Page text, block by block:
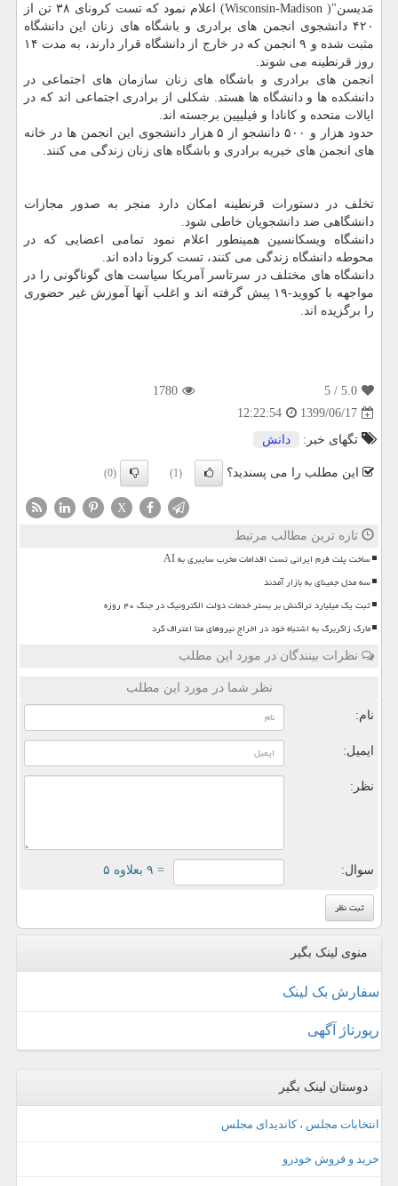
مَدیسن"( Wisconsin-Madison) اعلام نمود که تست کرونای ۳۸ تن از
۴۲۰ دانشجوی انجمن های برادری و باشگاه های زنان این دانشگاه
مثبت شده و ۹ انجمن که در خارج از دانشگاه قرار دارند، به مدت ۱۴
روز قرنطینه می شوند.
انجمن های برادری و باشگاه های زنان سازمان های اجتماعی در
دانشکده ها و دانشگاه ها هستد. شکلی از برادری اجتماعی اند که در
ایالات متحده و کانادا و فیلیپین برجسته اند.
حدود هزار و ۵۰۰ دانشجو از ۵ هزار دانشجوی این انجمن ها در خانه
های انجمن های خیریه برادری و باشگاه های زنان زندگی می کنند.
تخلف در دستورات قرنطینه امکان دارد منجر به صدور مجازات
دانشگاهی ضد دانشجویان خاطی شود.
دانشگاه ویسکانسین همینطور اعلام نمود تمامی اعضایی که در
محوطه دانشگاه زندگی می کنند، تست کرونا داده اند.
دانشگاه های مختلف در سرتاسر آمریکا سیاست های گوناگونی را در
مواجهه با کووید-۱۹ پیش گرفته اند و اغلب آنها آموزش غیر حضوری
را برگزیده اند.
5.0
/ 5
1780
1399/06/17
12:22:54
تگهای خبر:
دانش
این مطلب را می پسندید؟ (1)
(0)
X
تازه ترین مطالب مرتبط
ساخت پلت فرم ایرانی تست اقدامات مخرب سایبری به AI
سه مدل جمینای به بازار آمدند
ثبت یک میلیارد تراکنش بر بستر خدمات دولت الکترونیک در جنگ ۴۰ روزه
مارک زاکربرگ به اشتباه خود در اخراج نیروهای متا اعتراف کرد
نظرات بینندگان در مورد این مطلب
نظر شما در مورد این مطلب
نام:
ایمیل:
نظر:
سوال: = ۹ بعلاوه ۵
منوی لینک بگیر
سفارش بک لینک
رپورتاژ آگهی
دوستان لینک بگیر
انتخابات مجلس ، کاندیدای مجلس
خرید و فروش خودرو